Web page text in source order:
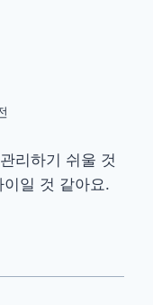
리하기 쉬울 것
일 것 같아요.